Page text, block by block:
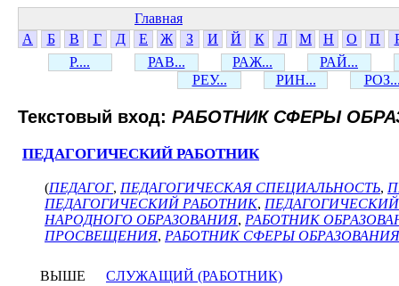
Главная
А
Б В Г Д Е Ж З И Й К Л М Н О П
Р....
РАВ... РАЖ...
РАЙ...
РЕУ...
РИН...
Текстовый вход: РАБОТНИК СФЕРЫ
ПЕДАГОГИЧЕСКИЙ РАБОТНИК
(ПЕДАГОГ, ПЕДАГОГИЧЕСКАЯ СПЕЦИАЛЬНОСТЬ,
ПЕДАГОГИЧЕСКИЙ РАБОТНИК,
НАРОДНОГО ОБРАЗОВАНИЯ, РАБОТНИК
ПРОСВЕЩЕНИЯ, РАБОТНИК СФЕРЫ ОБРАЗОВАНИЯ
ВЫШЕ
СЛУЖАЩИЙ (РАБОТНИК)